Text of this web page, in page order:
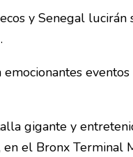
y Senegal
gigante y
el Bronx Terminal